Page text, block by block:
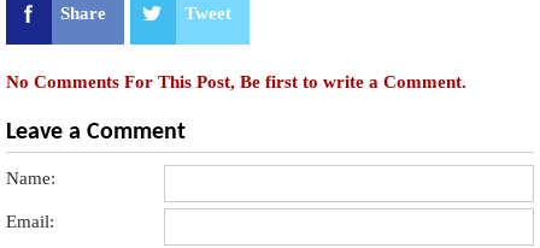
Share Tweet
No Comments For This Post, Be first to write a Comment.
Leave a Comment
Name:
Email: